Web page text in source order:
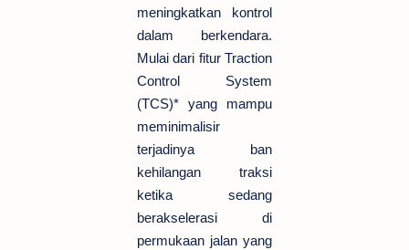
meningkatkan kontrol
dalam berkendara.
Mulai dari fitur Traction
Control System
(TCS)* yang mampu
meminimalisir
terjadinya ban
kehilangan traksi
ketika sedang
berakselerasi di
permukaan jalan yang